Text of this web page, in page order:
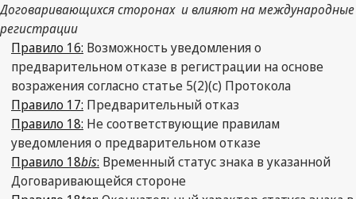
Договаривающихся сторонах и влияют на международные
регистрации
Правило 16: Возможность уведомления о
предварительном отказе в регистрации на основе
возражения согласно статье 5(2)(с) Протокола
Правило 17: Предварительный отказ
Правило 18: Не соответствующие правилам
уведомления о предварительном отказе
Правило 18bis: Временный статус знака в указанной
Договаривающейся стороне